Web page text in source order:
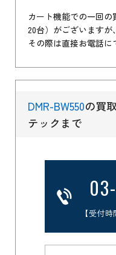
カート機能での一回
20台）がございますが
その際は直接お電話に
DMR-BW550の買
テックまで
【受付